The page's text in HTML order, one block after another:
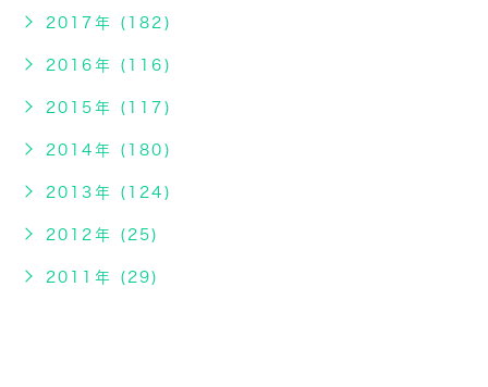
2017年 (182)
2016年 (116)
2015年 (117)
2014年 (180)
2013年 (124)
2012年 (25)
2011年 (29)